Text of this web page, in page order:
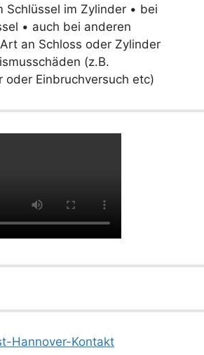
Schlüssel im Zylinder • bei
• auch bei anderen
an Schloss oder Zylinder
(z.B.
oder Einbruchversuch etc)
Hannover-Kontakt